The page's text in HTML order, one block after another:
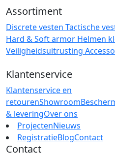
Assortiment
Discrete vesten Tactische
Hard & Soft armor Helmen
Veiligheidsuitrusting
Klantenservice
Klantenservice en
retourenShowroom
& leveringOver ons
ProjectenNieuws
RegistratieBlogContact
Contact